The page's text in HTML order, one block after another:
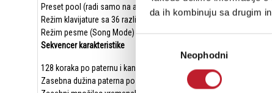
da ih kombinuju sa drugim
сагласностиNeophodni
Preset pool (radi samo na audio trakama)
Režim klavijature sa 36 različitih skala
Režim pesme (Song Mode)
Sekvencer karakteristike
128 koraka po paternu i kanalu
Zasebna dužina paterna po kanalu